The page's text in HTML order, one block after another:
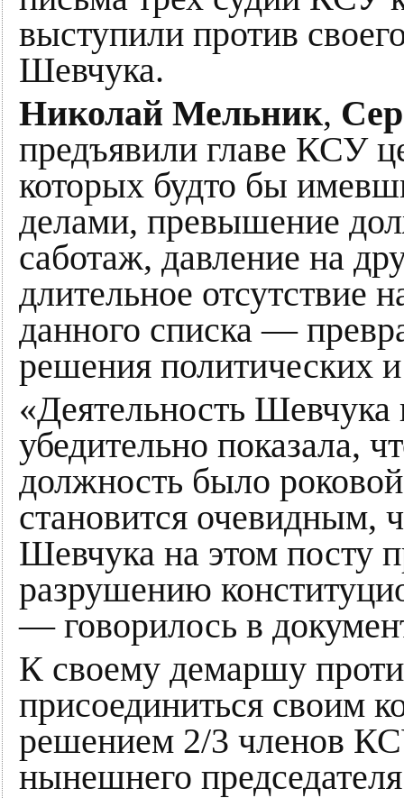
выступили против
Шевчука.
Николай Мельник,
предъявили главе КСУ
которых будто бы
делами, превышение
саботаж, давление на
длительное отсутствие
данного списка —
решения политических
«Деятельность Шевчука
убедительно показала,
должность было
становится очевидным,
Шевчука на этом посту
разрушению
— говорилось в
К своему демаршу
присоединиться своим
решением 2/3 членов
нынешнего